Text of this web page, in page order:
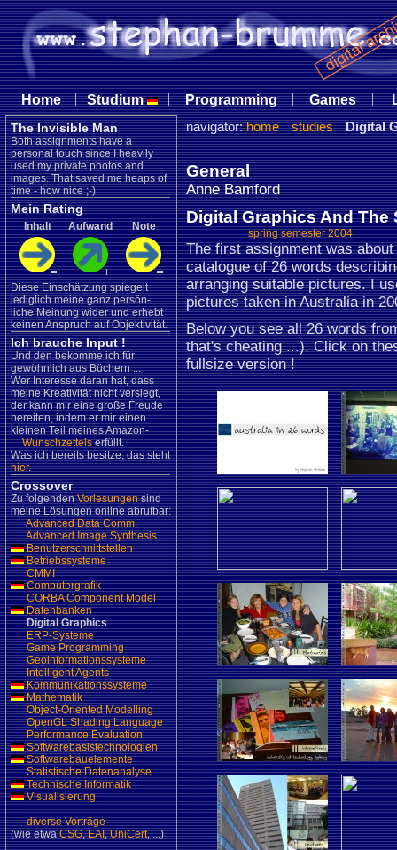
Home | Studium | Programming | Games |
The Invisible Man
Both assignments have a
personal touch since I heavily
used my private photos and
images. That saved me heaps of
time - how nice ;-)
Mein Rating
Inhalt Aufwand Note
Diese Einschätzung spiegelt
lediglich meine ganz persön-
liche Meinung wider und erhebt
keinen Anspruch auf Objektivität.
Ich brauche Input !
Und den bekomme ich für
gewöhnlich aus Büchern ...
Wer Interesse daran hat, dass
meine Kreativität nicht versiegt,
der kann mir eine große Freude
bereiten, indem er mir einen
kleinen Teil meines Amazon-
Wunschzettelserfüllt.
Was ich bereits besitze, das steht
hier.
Crossover
Zu folgendenVorlesungensind
meine Lösungen online abrufbar:
Advanced Data Comm.
Advanced Image Synthesis
Benutzerschnittstellen
Betriebssysteme
CMMI
Computergrafik
CORBA Component Model
Datenbanken
Digital Graphics
ERP-Systeme
Game Programming
Geoinformationssysteme
Intelligent Agents
Kommunikationssysteme
Mathematik
Object-Oriented Modelling
OpenGL Shading Language
Performance Evaluation
Softwarebasistechnologien
Softwarebauelemente
Statistische Datenanalyse
Technische Informatik
Visualisierung
diverse Vorträge
(wie etwaCSG,EAI,UniCert, ...)
navigator:home studies Digital
General
Anne Bamford
Digital Graphics And The
spring semester 2004
The first assignment was
catalogue of 26 words
arranging suitable pictures. I
pictures taken in Australia in
Below you see all 26 words
that's cheating ...). Click on
fullsize version !